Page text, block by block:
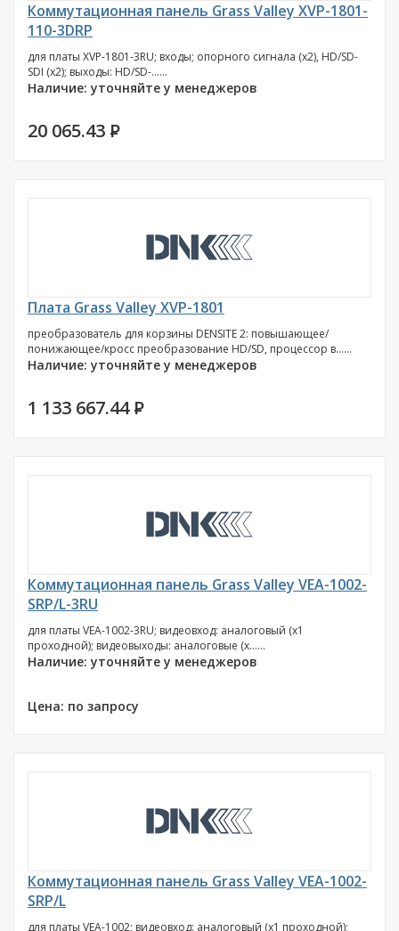
Коммутационная панель Grass Valley XVP-1801-
110-3DRP
для платы XVP-1801-3RU; входы; опорного сигнала (х2), HD/SD-
SDI (х2); выходы: HD/SD-......
Наличие: уточняйте у менеджеров
20 065.43 P
Плата Grass Valley XVP-1801
преобразователь для корзины DENSITE 2: повышающее/
понижающее/кросс преобразование HD/SD, процессор в......
Наличие: уточняйте у менеджеров
1 133 667.44P
Коммутационная панель Grass Valley VEA-1002-
SRP/L-3RU
для платы VEA-1002-3RU; видеовход: аналоговый (х1
проходной); видеовыходы: аналоговые (х......
Наличие: уточняйте у менеджеров
Цена: по запросу
Коммутационная панель Grass Valley VEA-1002-
SRP/L
для платы VEA-1002; видеовход: аналоговый (х1 проходной);